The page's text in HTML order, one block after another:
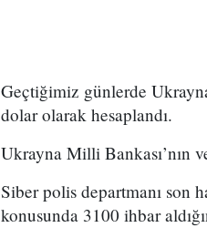
Geçtiğimiz günlerde
dolar olarak hesaplandı.
Ukrayna Milli Bankası’nın
Siber polis departmanı son
konusunda 3100 ihbar